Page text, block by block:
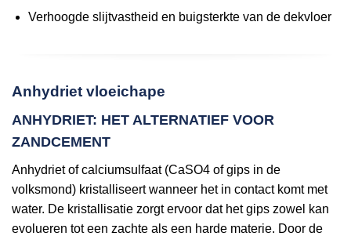
Verhoogde slijtvastheid en buigsterkte van de dekvloer
Anhydriet vloeichape
ANHYDRIET: HET ALTERNATIEF VOOR
ZANDCEMENT
Anhydriet of calciumsulfaat (CaSO4 of gips in de
volksmond) kristalliseert wanneer het in contact komt met
water. De kristallisatie zorgt ervoor dat het gips zowel kan
evolueren tot een zachte als een harde materie. Door de